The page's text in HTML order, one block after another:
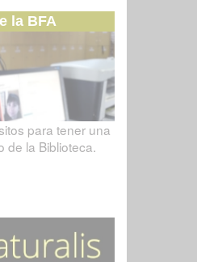
la BFA
para tener una
de la Biblioteca.